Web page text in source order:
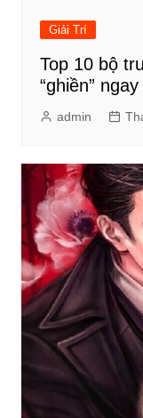
Giải Trí
Top 10 bộ
“ghiền”
admin